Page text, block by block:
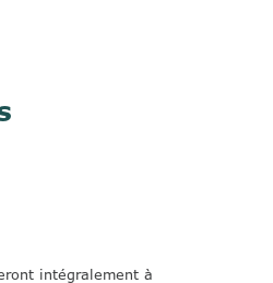
intégralement à